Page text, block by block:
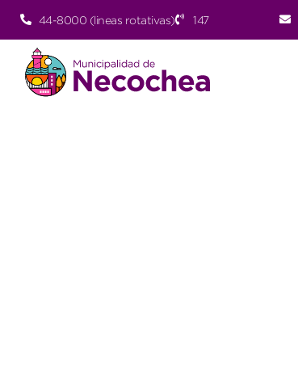
44-8000 (lineas rotativas) 147